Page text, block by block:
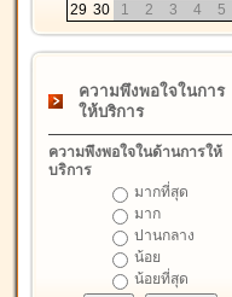
29 30 1 2 3 4 5
ความพึงพอใจในการ
ให้บริการ
ความพึงพอใจในด้านการให้
บริการ
มากที่สุด
มาก
ปานกลาง
น้อย
น้อยที่สุด